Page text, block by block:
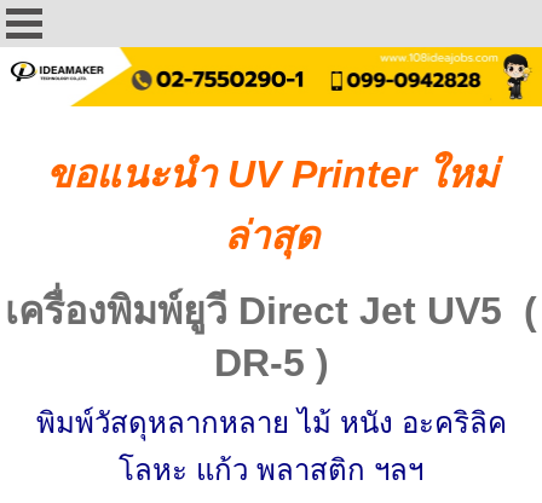
ขอแนะนำ UV Printer ใหม่
ล่าสุด
เครื่องพิมพ์ยูวี Direct Jet UV5 (
DR-5 )
พิมพ์วัสดุหลากหลาย ไม้ หนัง อะคริลิค
โลหะ แก้ว พลาสติก ฯลฯ